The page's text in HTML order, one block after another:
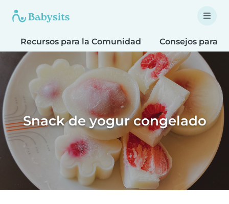
Recursos para la Comunidad Consejos para
Snack de yogur congelado